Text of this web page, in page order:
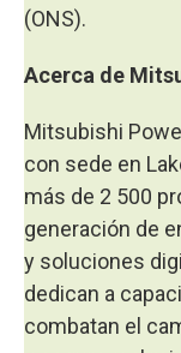
(ONS).
Acerca de
Mitsubishi
con sede en
más de 2 500
generación de
y soluciones
dedican a
combatan el